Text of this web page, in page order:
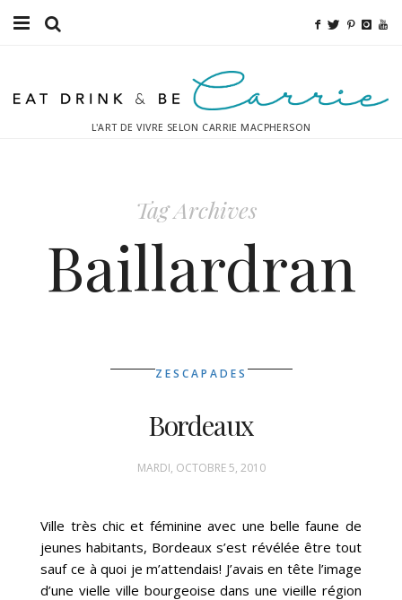
Sport
Destinations
L'ART DE VIVRE SELON CARRIE MACPHERSON
Tag Archives
Baillardran
ZESCAPADES
Bordeaux
MARDI, OCTOBRE 5, 2010
Ville très chic et féminine avec une belle faune de
jeunes habitants, Bordeaux s’est révélée être tout
sauf ce à quoi je m’attendais! J’avais en tête l’image
d’une vielle ville bourgeoise dans une vieille région